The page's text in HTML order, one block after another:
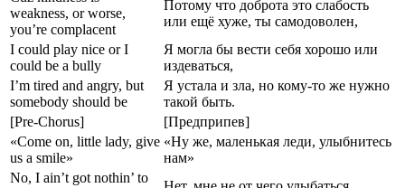
weakness, or worse,
you’re complacent
Потому что доброта это слабость
или ещё хуже, ты самодоволен,
I could play nice or I
could be a bully
Я могла бы вести себя хорошо или
издеваться,
I’m tired and angry, but
somebody should be
Я устала и зла, но кому-то же нужно
такой быть.
[Pre-Chorus]
[Предприпев]
«Come on, little lady, give
us a smile»
«Ну же, маленькая леди, улыбнитесь
нам»
No, I ain’t got nothin’ to